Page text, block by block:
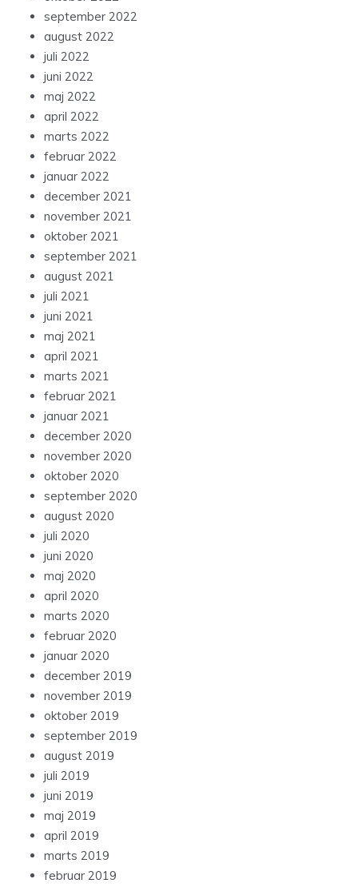
september 2022
august 2022
juli 2022
juni 2022
maj 2022
april 2022
marts 2022
februar 2022
januar 2022
december 2021
november 2021
oktober 2021
september 2021
august 2021
juli 2021
juni 2021
maj 2021
april 2021
marts 2021
februar 2021
januar 2021
december 2020
november 2020
oktober 2020
september 2020
august 2020
juli 2020
juni 2020
maj 2020
april 2020
marts 2020
februar 2020
januar 2020
december 2019
november 2019
oktober 2019
september 2019
august 2019
juli 2019
juni 2019
maj 2019
april 2019
marts 2019
februar 2019